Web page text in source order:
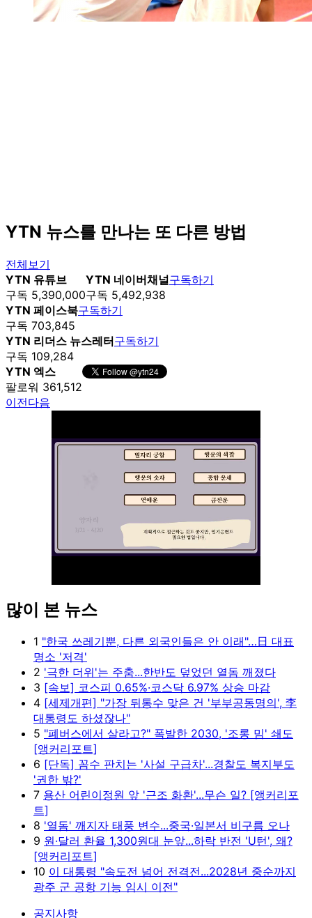
YTN 뉴스를 만나는 또 다른 방법
전체보기
YTN 유튜브
구독 5,390,000
YTN 네이버채널
구독 5,492,938
구독하기
YTN 페이스북
구독 703,845
구독하기
YTN 리더스 뉴스레터
구독 109,284
구독하기
YTN 엑스
팔로워 361,512
이전다음
많이 본 뉴스
1 "한국 쓰레기뿐, 다른 외국인들은 안 이래"…日 대표
명소 '저격'
2 '극한 더위'는 주춤...한반도 덮었던 열돔 깨졌다
3 [속보] 코스피 0.65%·코스닥 6.97% 상승 마감
4 [세제개편] "가장 뒤통수 맞은 건 '부부공동명의', 李
대통령도 하셨잖나"
5 "폐버스에서 살라고?" 폭발한 2030, '조롱 밈' 쇄도
[앵커리포트]
6 [단독] 꼼수 판치는 '사설 구급차'...경찰도 복지부도
'권한 밖?'
7 용산 어린이정원 앞 '근조 화환'...무슨 일? [앵커리포
트]
8 '열돔' 깨지자 태풍 변수...중국·일본서 비구름 오나
9 원·달러 환율 1,300원대 눈앞...하락 반전 'U턴', 왜?
[앵커리포트]
10 이 대통령 "속도전 넘어 전격전...2028년 중순까지
광주 군 공항 기능 임시 이전"
공지사항